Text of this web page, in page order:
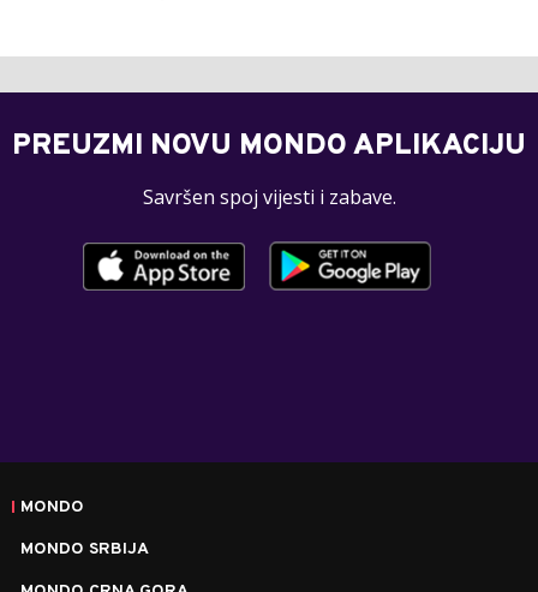
PREUZMI NOVU MONDO APLIKACIJU
Savršen spoj vijesti i zabave.
MONDO
MONDO SRBIJA